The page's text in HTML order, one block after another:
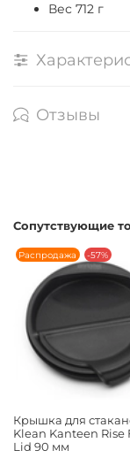
Вес 712 г
Отзывы
Сопутствующие
Распродажа -57%
Крышка для
Klean Kanteen Rise
Lid 90 мм